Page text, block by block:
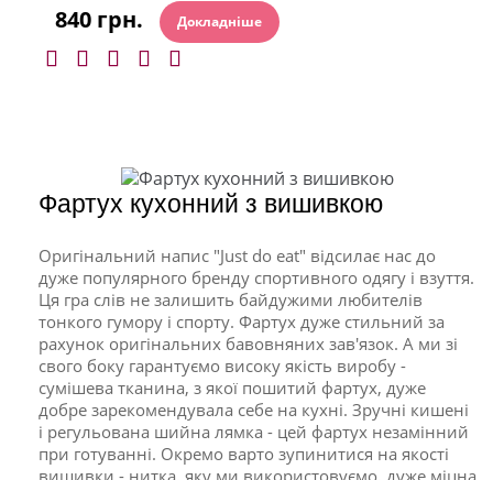
840 грн. Докладніше
Фартух кухонний з вишивкою
Оригінальний напис "Just do eat" відсилає нас до
дуже популярного бренду спортивного одягу і взуття.
Ця гра слів не залишить байдужими любителів
тонкого гумору і спорту. Фартух дуже стильний за
рахунок оригінальних бавовняних зав'язок. А ми зі
свого боку гарантуємо високу якість виробу -
сумішева тканина, з якої пошитий фартух, дуже
добре зарекомендувала себе на кухні. Зручні кишені
і регульована шийна лямка - цей фартух незамінний
при готуванні. Окремо варто зупинитися на якості
вишивки - нитка, яку ми використовуємо, дуже міцна